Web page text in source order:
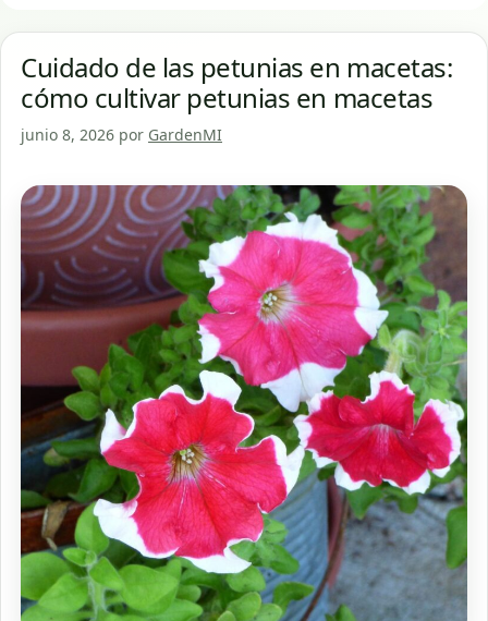
Cuidado de las petunias en macetas:
cómo cultivar petunias en macetas
junio 8, 2026 por GardenMI